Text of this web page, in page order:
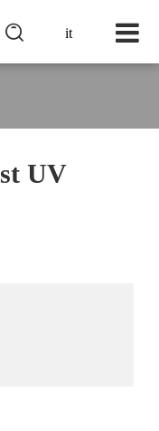
it

UV